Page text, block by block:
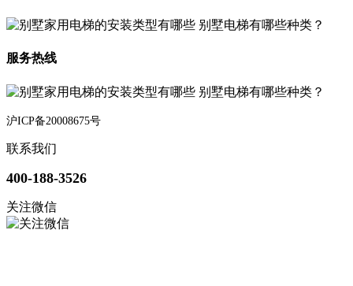
服务热线
沪ICP备20008675号
联系我们
400-188-3526
关注微信